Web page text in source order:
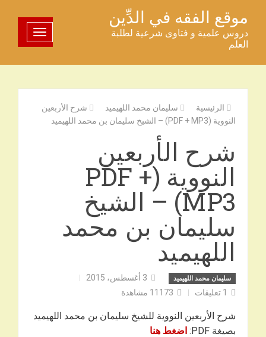
المحتوى
موقع الفقه في الدِّين
دروس علمية و فتاوى شرعية لطلبة
العلم
تبديل
الرئيسية سليمان محمد اللهيميد
شرح الأربعين
النووية (PDF + MP3) – الشيخ سليمان بن محمد اللهيميد
شرح الأربعين
النووية (PDF +
MP3) – الشيخ
سليمان بن محمد
اللهيميد
سليمان محمد اللهيميد
3 أغسطس، 2015
1 تعليقات 11173 مشاهدة
شرح الأربعين النووية للشيخ سليمان بن محمد اللهيميد
بصيغة PDF:
اضغط هنا